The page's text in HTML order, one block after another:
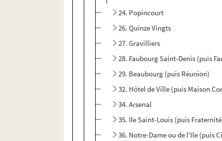
24. Popincourt
26. Quinze Vingts
27. Gravilliers
28. Faubourg Saint-Denis (puis
29. Beaubourg (puis Réunion)
32. Hôtel de Ville (puis Maison
34. Arsenal
35. Ile Saint-Louis (puis
36. Notre-Dame ou de l'Ile (puis